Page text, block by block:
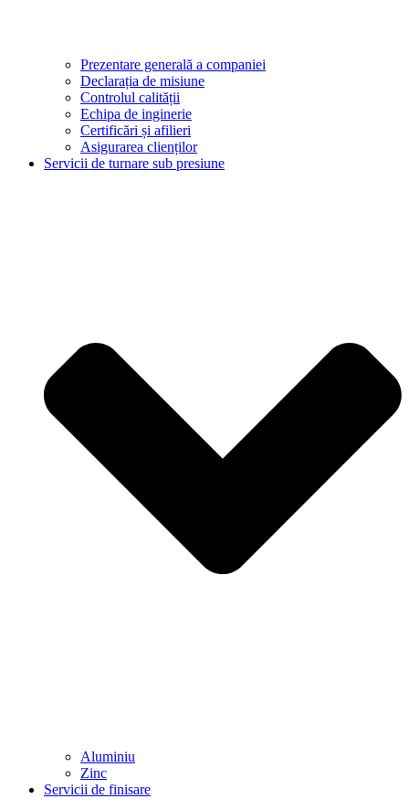
Prezentare generală a companiei
Declarația de misiune
Controlul calității
Echipa de inginerie
Certificări și afilieri
Asigurarea clienților
Servicii de turnare sub presiune
Aluminiu
Zinc
Servicii de finisare